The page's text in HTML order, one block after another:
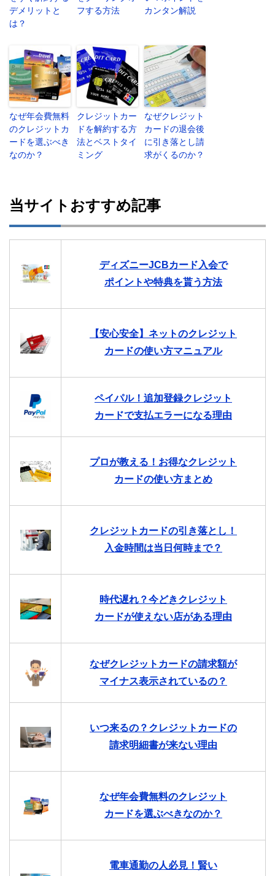
デメリットと
は？
フする方法
カンタン解説
なぜ年会費無料
のクレジットカ
ードを選ぶべき
なのか？
クレジットカー
ドを解約する方
法とベストタイ
ミング
なぜクレジット
カードの退会後
に引き落とし請
求がくるのか？
当サイトおすすめ記事
ディズニーJCBカード入会で
ポイントや特典を貰う方法
【安心安全】ネットのクレジット
カードの使い方マニュアル
ペイパル！追加登録クレジット
カードで支払エラーになる理由
プロが教える！お得なクレジット
カードの使い方まとめ
クレジットカードの引き落とし！
入金時間は当日何時まで？
時代遅れ？今どきクレジット
カードが使えない店がある理由
なぜクレジットカードの請求額が
マイナス表示されているの？
いつ来るの？クレジットカードの
請求明細書が来ない理由
なぜ年会費無料のクレジット
カードを選ぶべきなのか？
電車通勤の人必見！賢い